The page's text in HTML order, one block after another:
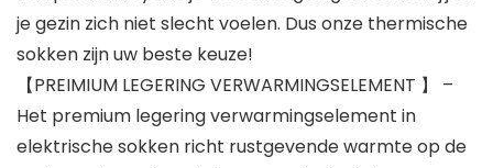
je gezin zich niet slecht voelen. Dus onze thermische
sokken zijn uw beste keuze!
【PREIMIUM LEGERING VERWARMINGSELEMENT 】 –
Het premium legering verwarmingselement in
elektrische sokken richt rustgevende warmte op de